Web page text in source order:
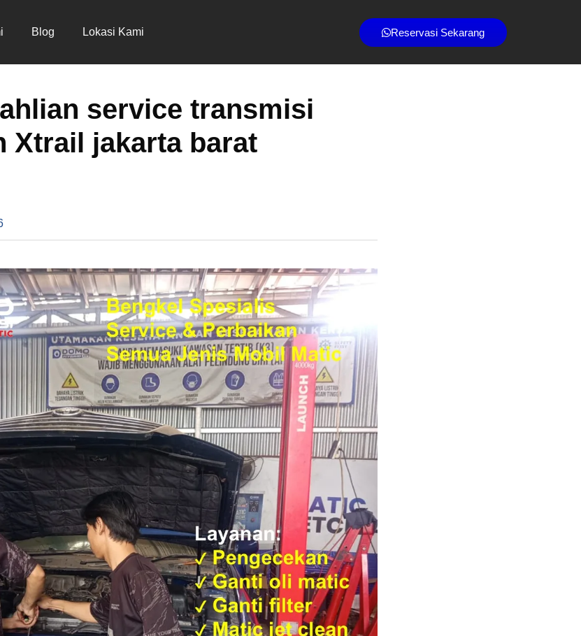
Blog Lokasi Kami Reservasi Sekarang
service transmisi
Xtrail jakarta barat